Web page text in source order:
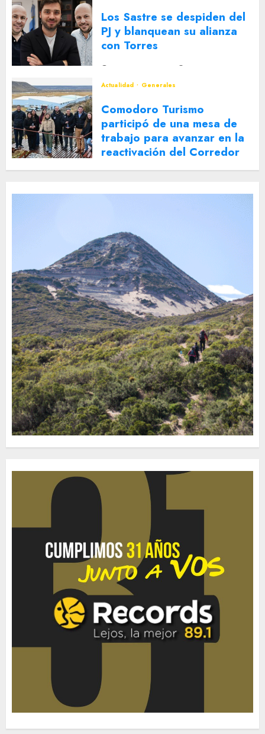
Los Sastre se despiden del
PJ y blanquean su alianza
con Torres
Actualidad
Generales
Comodoro Turismo
participó de una mesa de
trabajo para avanzar en la
reactivación del Corredor
Turístico Integrado